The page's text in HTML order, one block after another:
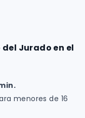
Jurado en el
menores de 16